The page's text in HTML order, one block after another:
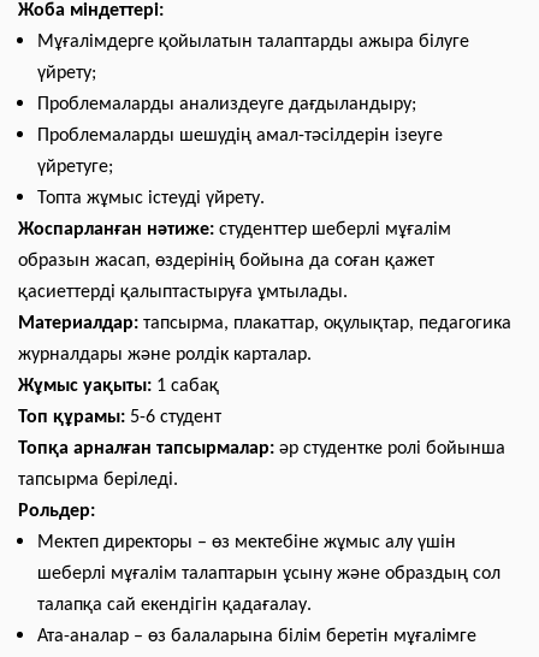
Жоба міндеттері:
Мұғалімдерге қойылатын талаптарды ажыра білуге
үйрету;
Проблемаларды анализдеуге дағдыландыру;
Проблемаларды шешудің амал-тәсілдерін ізеуге
үйретуге;
Топта жұмыс істеуді үйрету.
Жоспарланған нәтиже: студенттер шеберлі мұғалім
образын жасап, өздерінің бойына да соған қажет
қасиеттерді қалыптастыруға ұмтылады.
Материалдар: тапсырма, плакаттар, оқулықтар, педагогика
журналдары және ролдік карталар.
Жұмыс уақыты: 1 сабақ
Топ құрамы: 5-6 студент
Топқа арналған тапсырмалар: әр студентке ролі бойынша
тапсырма беріледі.
Рольдер:
Мектеп директоры – өз мектебіне жұмыс алу үшін
шеберлі мұғалім талаптарын ұсыну және образдың сол
талапқа сай екендігін қадағалау.
Ата-аналар – өз балаларына білім беретін мұғалімге